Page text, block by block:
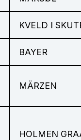
KVELD I
BAYER
MÄRZEN
HOLMEN